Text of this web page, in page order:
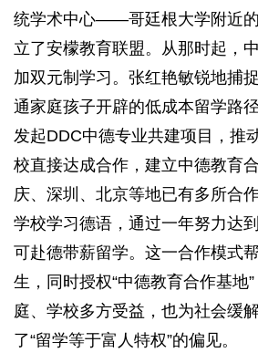
统学术中心——哥廷根大学附近
立了安檬教育联盟。从那时起，
加双元制学习。张红艳敏锐地捕
通家庭孩子开辟的低成本留学路
发起DDC中德专业共建项目，推
校直接达成合作，建立中德教育
庆、深圳、北京等地已有多所合
学校学习德语，通过一年努力达
可赴德带薪留学。这一合作模式
生，同时授权“中德教育合作基地
庭、学校多方受益，也为社会缓
了“留学等于富人特权”的偏见。